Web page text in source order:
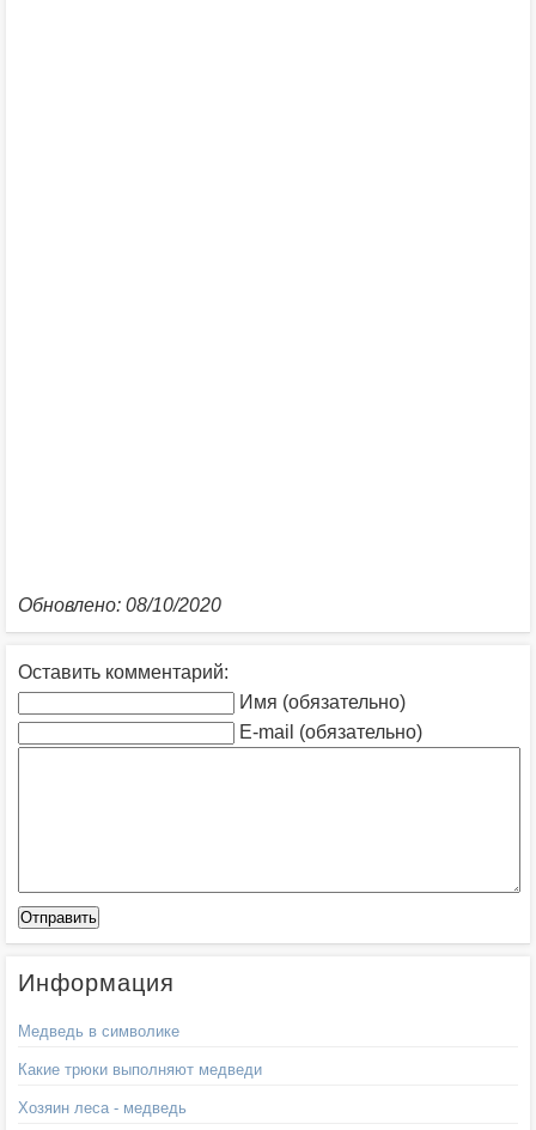
Обновлено: 08/10/2020
Оставить комментарий:
Имя (обязательно)
E-mail (обязательно)
Информация
Медведь в символике
Какие трюки выполняют медведи
Хозяин леса - медведь